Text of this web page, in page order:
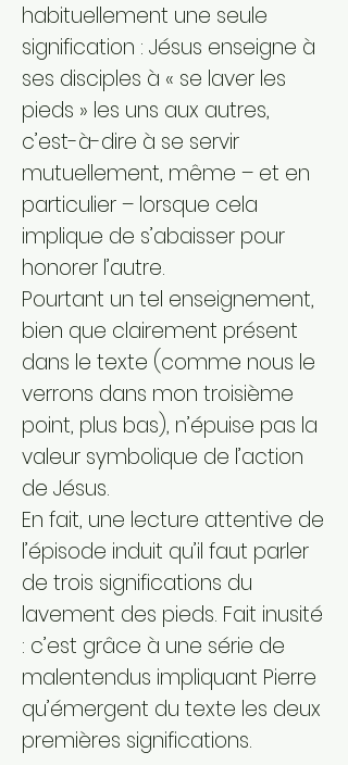
habituellement une seule
signification : Jésus enseigne à
ses disciples à « se laver les
pieds » les uns aux autres,
c’est-à-dire à se servir
mutuellement, même – et en
particulier – lorsque cela
implique de s’abaisser pour
honorer l’autre.
Pourtant un tel enseignement,
bien que clairement présent
dans le texte (comme nous le
verrons dans mon troisième
point, plus bas), n’épuise pas la
valeur symbolique de l’action
de Jésus.
En fait, une lecture attentive de
l’épisode induit qu’il faut parler
de trois significations du
lavement des pieds. Fait inusité
: c’est grâce à une série de
malentendus impliquant Pierre
qu’émergent du texte les deux
premières significations.